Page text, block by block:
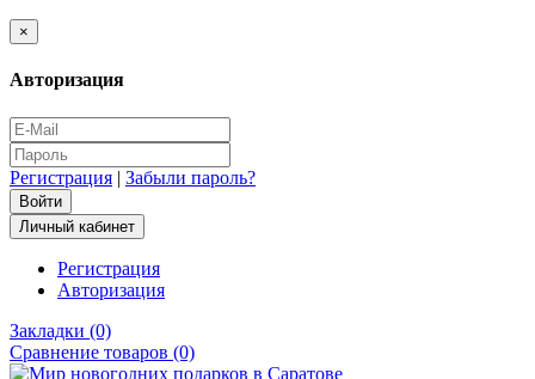
×
Авторизация
Регистрация | Забыли пароль?
Личный кабинет
Регистрация
Авторизация
Закладки (0)
Сравнение товаров (0)